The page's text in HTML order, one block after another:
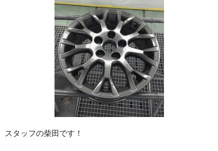
スタッフの柴田です！